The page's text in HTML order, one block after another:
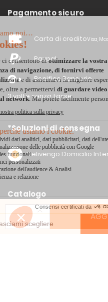
Pagamento sicuro
Carta di creditoVisa,
Paypal
Bonifico Bancario
3 volte senza tasse
*Soluzioni di consegna
Delivengo Domicilio
Catalogo